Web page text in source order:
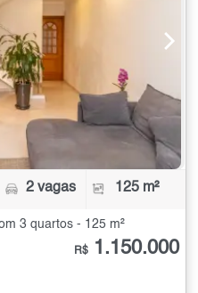
2 vagas 125 m²
3 quartos - 125 m²
R$ 1.150.000